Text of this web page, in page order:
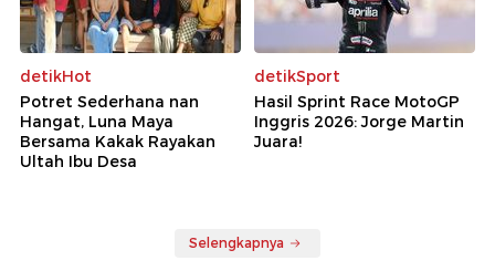
detikHot
Potret Sederhana nan
Hangat, Luna Maya
Bersama Kakak Rayakan
Ultah Ibu Desa
detikSport
Hasil Sprint Race MotoGP
Inggris 2026: Jorge Martin
Juara!
Selengkapnya